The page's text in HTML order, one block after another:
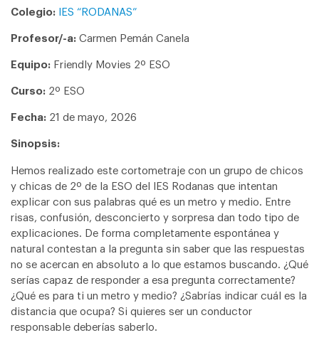
Colegio: IES “RODANAS”
Profesor/-a: Carmen Pemán Canela
Equipo: Friendly Movies 2º ESO
Curso: 2º ESO
Fecha: 21 de mayo, 2026
Sinopsis:
Hemos realizado este cortometraje con un grupo de chicos
y chicas de 2º de la ESO del IES Rodanas que intentan
explicar con sus palabras qué es un metro y medio. Entre
risas, confusión, desconcierto y sorpresa dan todo tipo de
explicaciones. De forma completamente espontánea y
natural contestan a la pregunta sin saber que las respuestas
no se acercan en absoluto a lo que estamos buscando. ¿Qué
serías capaz de responder a esa pregunta correctamente?
¿Qué es para ti un metro y medio? ¿Sabrías indicar cuál es la
distancia que ocupa? Si quieres ser un conductor
responsable deberías saberlo.